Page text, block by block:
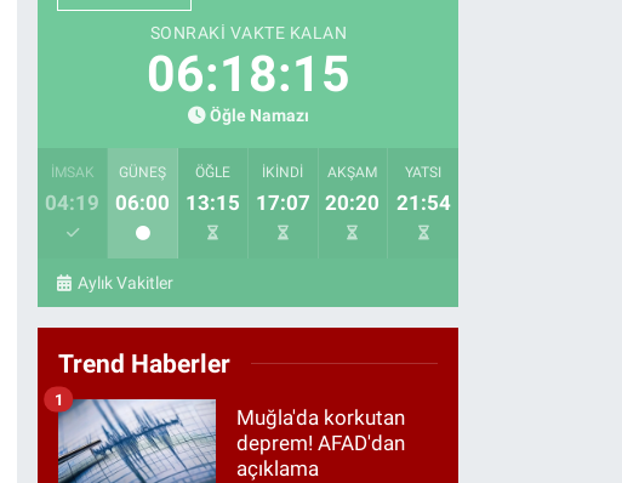
SONRAKI VAKTE KALAN
06:18:14
Öğle Namazı
İMSAK
04:19
GÜNEŞ
06:00
ÖĞLE
13:15
İKINDI
17:07
AKŞAM
20:20
YATSI
21:54
Aylık Vakitler
Trend Haberler
Muğla'da korkutan
deprem! AFAD'dan
açıklama
1